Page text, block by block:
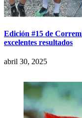
Edición #15 de
excelentes resultados
abril 30, 2025